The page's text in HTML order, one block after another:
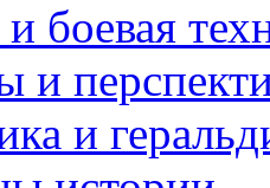
боевая
и
и